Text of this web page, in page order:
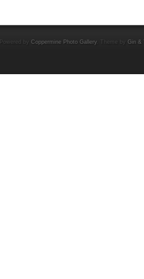
Powered by Coppermine Photo Gallery. Theme by Gin &